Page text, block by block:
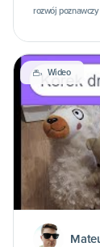
rozwój
Wideo